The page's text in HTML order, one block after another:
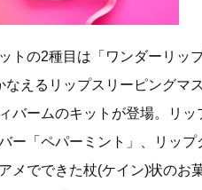
トの2種目は「ワンダーリッ
なえるリップスリーピングマ
バームのキットが登場。リ
ー「ペパーミント」、リッ
メでできた杖(ケイン)状のお